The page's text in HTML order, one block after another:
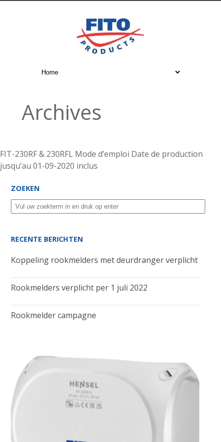
Archives
FIT-230RF & 230RFL Mode d’emploi Date de production
jusqu’au 01-09-2020 inclus
ZOEKEN
RECENTE BERICHTEN
Koppeling rookmelders met deurdranger verplicht
Rookmelders verplicht per 1 juli 2022
Rookmelder campagne